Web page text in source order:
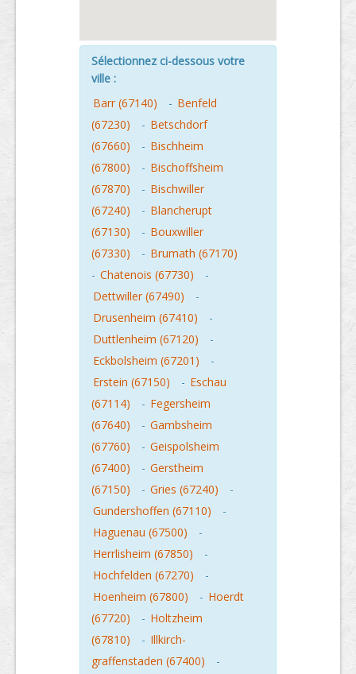
Sélectionnez ci-dessous votre
ville :
Barr (67140)
- Benfeld
(67230)
- Betschdorf
(67660)
- Bischheim
(67800)
- Bischoffsheim
(67870)
- Bischwiller
(67240)
- Blancherupt
(67130)
- Bouxwiller
(67330)
- Brumath (67170)
- Chatenois (67730)
-
Dettwiller (67490)
-
Drusenheim (67410)
-
Duttlenheim (67120)
-
Eckbolsheim (67201)
-
Erstein (67150)
- Eschau
(67114)
- Fegersheim
(67640)
- Gambsheim
(67760)
- Geispolsheim
(67400)
- Gerstheim
(67150)
- Gries (67240)
-
Gundershoffen (67110)
-
Haguenau (67500)
-
Herrlisheim (67850)
-
Hochfelden (67270)
-
Hoenheim (67800)
- Hoerdt
(67720)
- Holtzheim
(67810)
- Illkirch-
graffenstaden (67400)
-